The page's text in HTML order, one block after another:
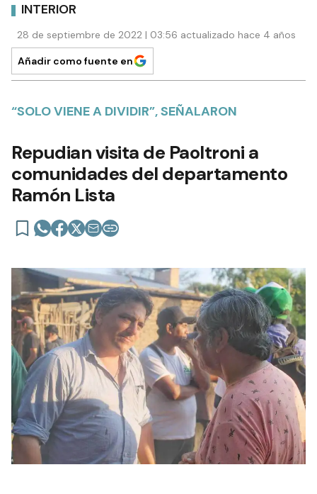
INTERIOR
28 de septiembre de 2022 | 03:56 actualizado hace 4 años
Añadir como fuente en
“SOLO VIENE A DIVIDIR”, SEÑALARON
Repudian visita de Paoltroni a
comunidades del departamento
Ramón Lista